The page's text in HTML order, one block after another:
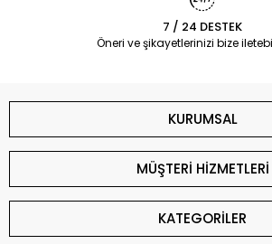
7 / 24 DESTEK
Öneri ve şikayetlerinizi bize
KURUMSAL
MÜŞTERİ HİZMETLERİ
KATEGORİLER